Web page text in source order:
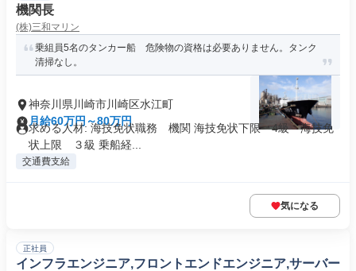
機関長
(株)三和マリン
乗組員5名のタンカー船 危険物の資格は必要ありません。タンク
清掃なし。
神奈川県川崎市川崎区水江町
月給60万円～80万円
求める人材: 海技免状職務 機関 海技免状下限 4級 海技免
状上限 ３級 乗船経...
交通費支給
気になる
正社員
インフラエンジニア,フロントエンドエンジニア,サーバー